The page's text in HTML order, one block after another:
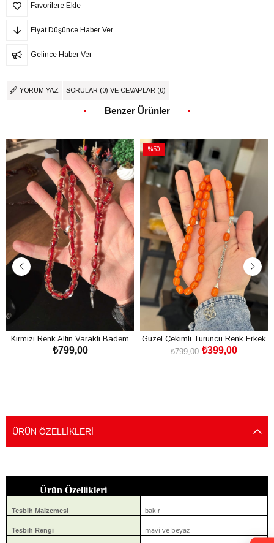
Favorilere Ekle
Fiyat Düşünce Haber Ver
Gelince Haber Ver
YORUM YAZ SORULAR (0) VE CEVAPLAR (0)
Benzer Ürünler
Kırmızı Renk Altın Varaklı Badem
Tane Uçak Camı Tesbih
₺799,00
%50
İndirim
%50İndirim
Güzel Çekimli Turuncu Renk Erkek
İçin Tesbih
₺399,00
₺799,00
ÜRÜN ÖZELLIKLERI
Ürün Özellikleri
Tesbih Malzemesi bakır
Tesbih Rengi mavi ve beyaz